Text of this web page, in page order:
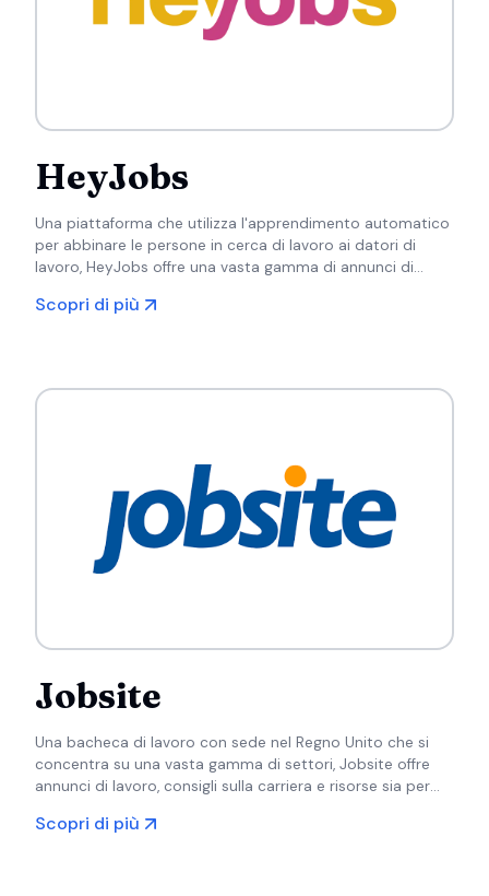
HeyJobs
Una piattaforma che utilizza l'apprendimento automatico
per abbinare le persone in cerca di lavoro ai datori di
lavoro, HeyJobs offre una vasta gamma di annunci di
di operai e di servizio.
Scopri di più
Jobsite
Una bacheca di lavoro con sede nel Regno Unito che si
concentra su una vasta gamma di settori, Jobsite offre
annunci di lavoro, consigli sulla carriera e risorse sia per
Scopri di più